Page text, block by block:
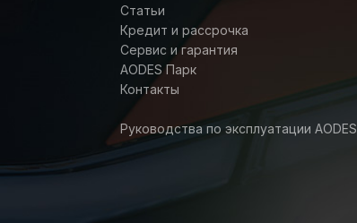
Статьи
Кредит и рассрочка
Сервис и гарантия
AODES Парк
Контакты
Руководства по эксплуатации AODES